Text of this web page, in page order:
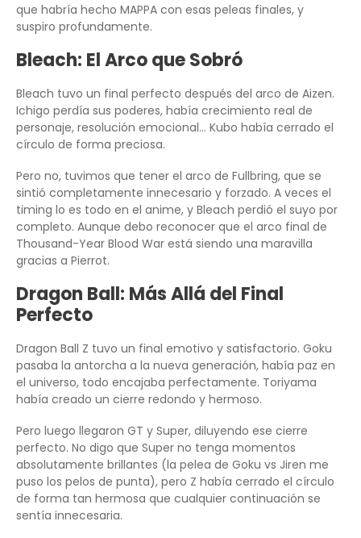
que habría hecho MAPPA con esas peleas finales, y
suspiro profundamente.
Bleach: El Arco que Sobró
Bleach tuvo un final perfecto después del arco de Aizen.
Ichigo perdía sus poderes, había crecimiento real de
personaje, resolución emocional… Kubo había cerrado el
círculo de forma preciosa.
Pero no, tuvimos que tener el arco de Fullbring, que se
sintió completamente innecesario y forzado. A veces el
timing lo es todo en el anime, y Bleach perdió el suyo por
completo. Aunque debo reconocer que el arco final de
Thousand-Year Blood War está siendo una maravilla
gracias a Pierrot.
Dragon Ball: Más Allá del Final
Perfecto
Dragon Ball Z tuvo un final emotivo y satisfactorio. Goku
pasaba la antorcha a la nueva generación, había paz en
el universo, todo encajaba perfectamente. Toriyama
había creado un cierre redondo y hermoso.
Pero luego llegaron GT y Super, diluyendo ese cierre
perfecto. No digo que Super no tenga momentos
absolutamente brillantes (la pelea de Goku vs Jiren me
puso los pelos de punta), pero Z había cerrado el círculo
de forma tan hermosa que cualquier continuación se
sentía innecesaria.